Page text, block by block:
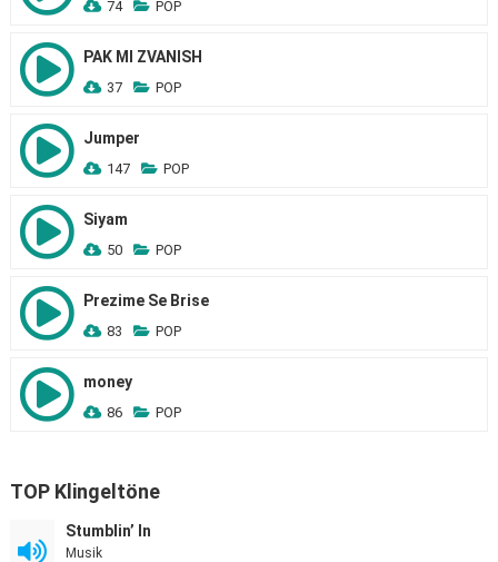
74 POP
PAK MI ZVANISH
37 POP
Jumper
147 POP
Siyam
50 POP
Prezime Se Brise
83 POP
money
86 POP
TOP Klingeltöne
Stumblin’ In
Musik